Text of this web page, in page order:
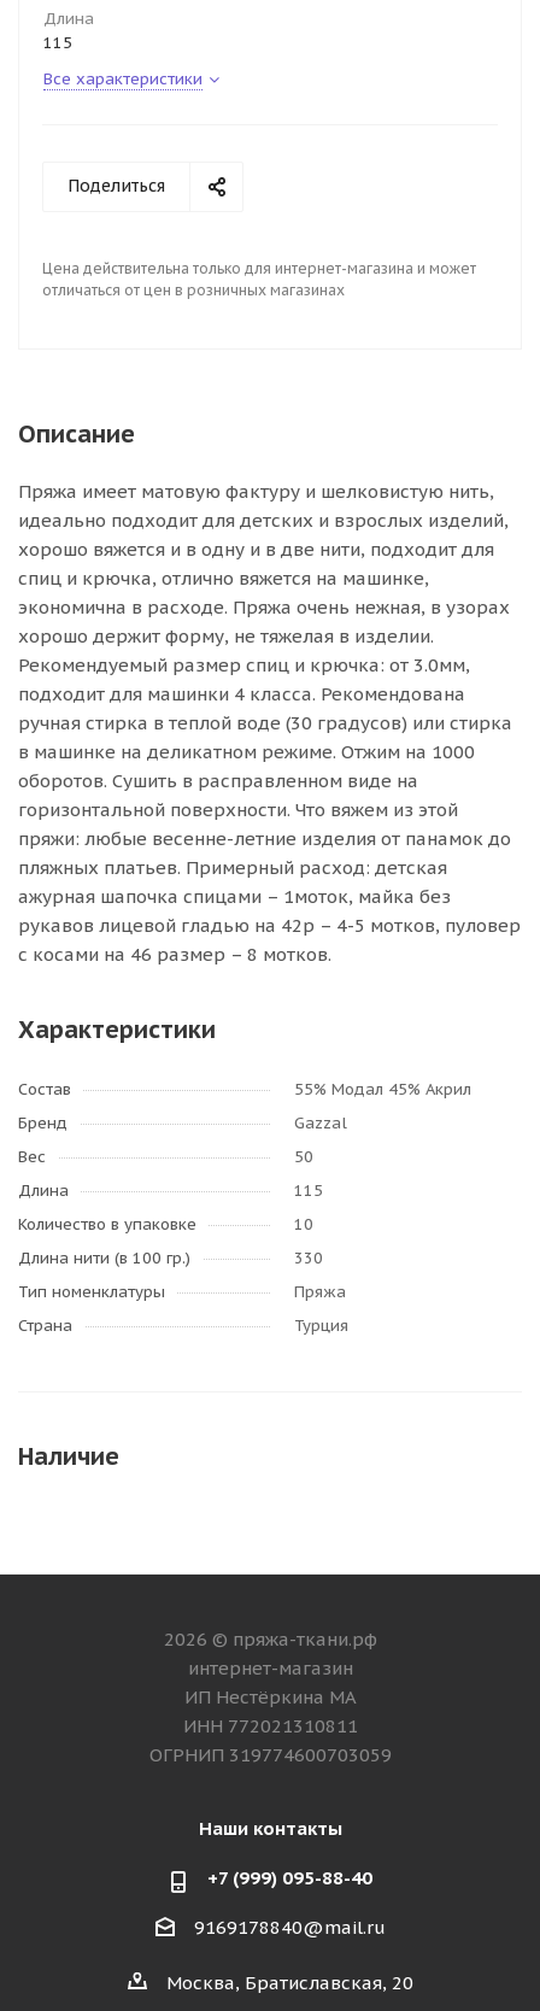
Длина
115
Все характеристики
Поделиться
Цена действительна только для интернет-магазина и может
отличаться от цен в розничных магазинах
Описание
Пряжа имеет матовую фактуру и шелковистую нить,
идеально подходит для детских и взрослых изделий,
хорошо вяжется и в одну и в две нити, подходит для
спиц и крючка, отлично вяжется на машинке,
экономична в расходе. Пряжа очень нежная, в узорах
хорошо держит форму, не тяжелая в изделии.
Рекомендуемый размер спиц и крючка: от 3.0мм,
подходит для машинки 4 класса. Рекомендована
ручная стирка в теплой воде (30 градусов) или стирка
в машинке на деликатном режиме. Отжим на 1000
оборотов. Сушить в расправленном виде на
горизонтальной поверхности. Что вяжем из этой
пряжи: любые весенне-летние изделия от панамок до
пляжных платьев. Примерный расход: детская
ажурная шапочка спицами – 1моток, майка без
рукавов лицевой гладью на 42р – 4-5 мотков, пуловер
с косами на 46 размер – 8 мотков.
Характеристики
Состав
55% Модал 45% Акрил
Бренд
Gazzal
Вес
50
Длина
115
Количество в упаковке
10
Длина нити (в 100 гр.)
330
Тип номенклатуры
Пряжа
Страна
Турция
Наличие
2026 © пряжа-ткани.рф
интернет-магазин
ИП Нестёркина МА
ИНН 772021310811
ОГРНИП 319774600703059
Наши контакты
+7 (999) 095-88-40
9169178840@mail.ru
Москва, Братиславская, 20